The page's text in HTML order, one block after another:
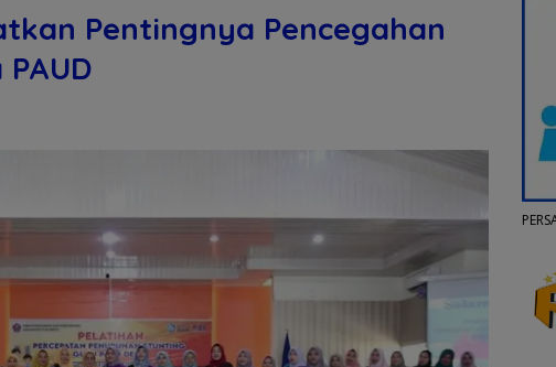
Pentingnya Pencegahan